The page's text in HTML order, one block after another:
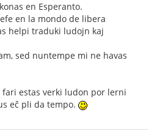
en Esperanto.
en la mondo de libera
helpi traduki ludojn kaj
sed nuntempe mi ne havas
estas verki ludon por lerni
eĉ pli da tempo.